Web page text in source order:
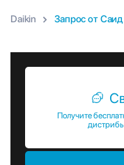
Daikin Запрос от
Получите